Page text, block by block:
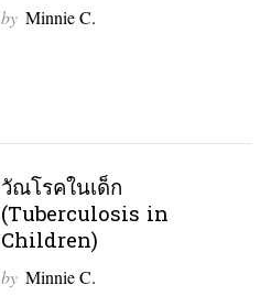
by Minnie C.
วัณโรคในเด็ก
(Tuberculosis in
Children)
by Minnie C.